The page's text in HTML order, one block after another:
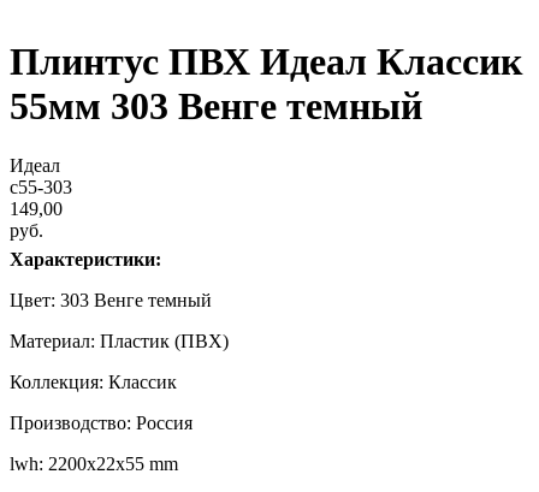
Плинтус ПВХ Идеал Классик
55мм 303 Венге темный
Идеал
c55-303
149,00
руб.
Характеристики:
Цвет: 303 Венге темный
Материал: Пластик (ПВХ)
Коллекция: Классик
Производство: Россия
lwh: 2200x22x55 mm